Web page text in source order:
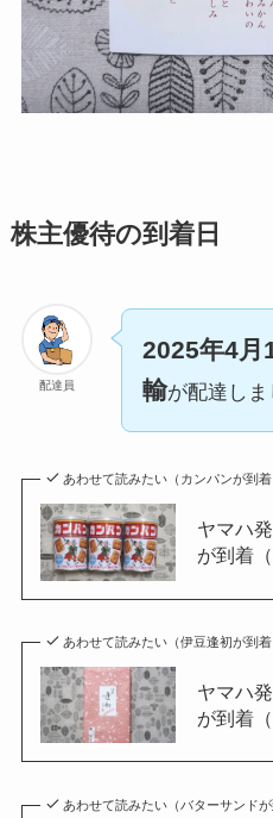
株主優待の到着日
配達員
2025年4月
輸が配達しま
あわせて読みたい（カンパンが到着
ヤマハ
が到着
あわせて読みたい（伊豆逢初が到着
ヤマハ
が到着
あわせて読みたい（バターサンドが